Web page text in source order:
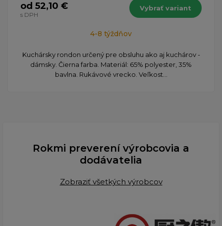
od 52,10 €
s DPH
Vybrať variant
4-8 týždňov
Kuchársky rondon určený pre obsluhu ako aj kuchárov -
dámsky. Čierna farba. Materiál: 65% polyester, 35%
bavlna. Rukávové vrecko. Veľkost...
Rokmi preverení výrobcovia a
dodávatelia
Zobraziť všetkých výrobcov